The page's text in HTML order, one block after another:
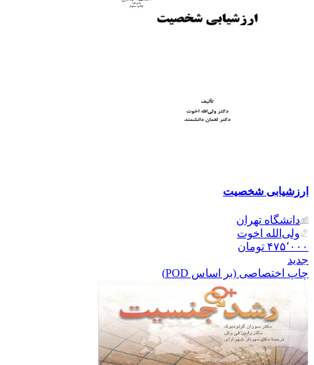
ارزشیابی شخصیت
دانشگاه تهران
ولی‌الله اخوت
۴۷۵٬۰۰۰ تومان
جدید
چاپ اختصاصی (بر اساس POD)